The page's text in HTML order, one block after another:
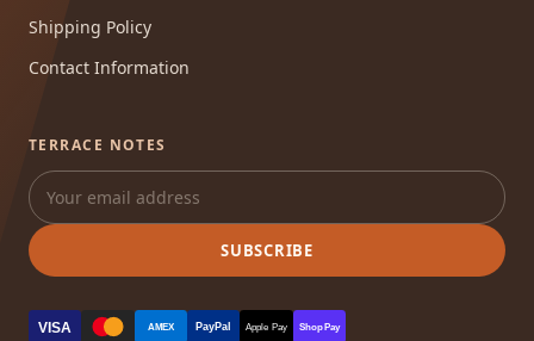
Shipping Policy
Contact Information
TERRACE NOTES
SUBSCRIBE
VISA AMEX PayPal Apple Pay Shop Pay